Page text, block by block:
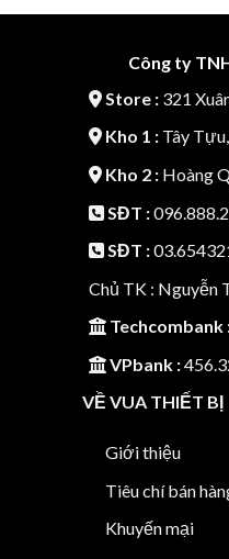
Công ty
Store :321
Kho 1 :Tây
Kho 2 :Hoàng
SĐT :
SĐT :
Chủ TK : Nguyễn
Techcombank
VPbank :
VỀ VUA THIẾT BỊ
Giới thiệu
Tiêu chí bán
Khuyến mại